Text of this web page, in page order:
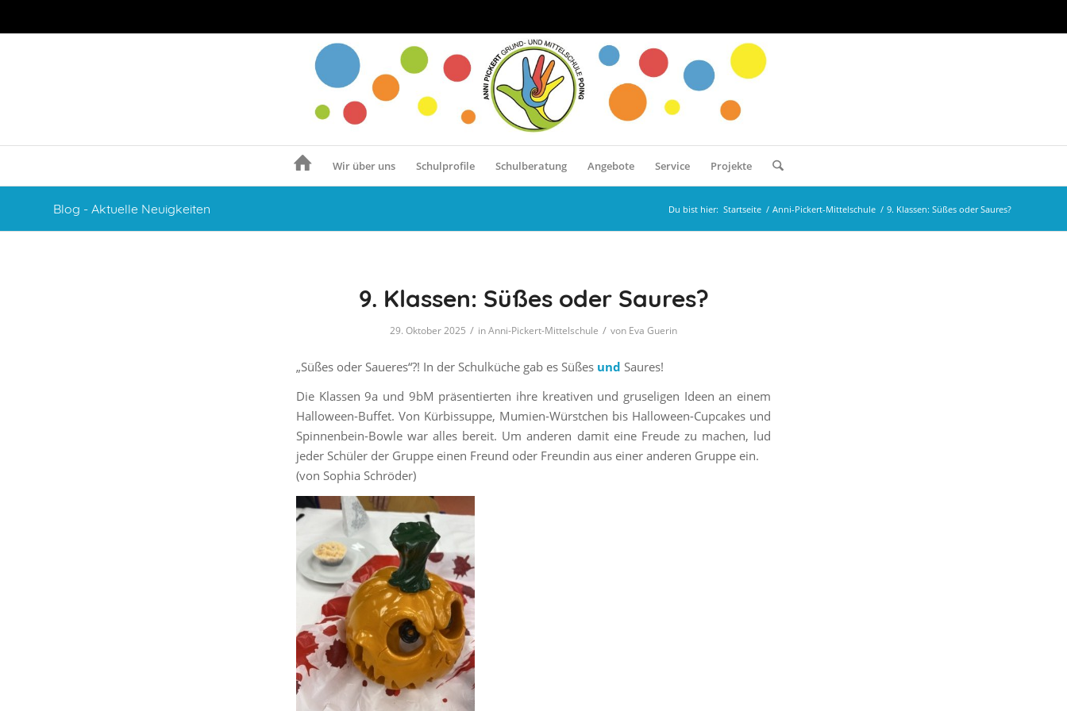
Wir über uns Schulprofile Schulberatung Angebote Service Projekte
Blog - Aktuelle Neuigkeiten Du bist hier: Startseite / Anni-Pickert-Mittelschule / 9. Klassen: Süßes oder Saures?
9. Klassen: Süßes oder Saures?
29. Oktober 2025 / inAnni-Pickert-Mittelschule / von Eva Guerin
„Süßes oder Saueres“?! In der Schulküche gab es Süßes und Saures!
Die Klassen 9a und 9bM präsentierten ihre kreativen und gruseligen Ideen an einem
Halloween-Buffet. Von Kürbissuppe, Mumien-Würstchen bis Halloween-Cupcakes und
Spinnenbein-Bowle war alles bereit. Um anderen damit eine Freude zu machen, lud
jeder Schüler der Gruppe einen Freund oder Freundin aus einer anderen Gruppe ein.
(von Sophia Schröder)